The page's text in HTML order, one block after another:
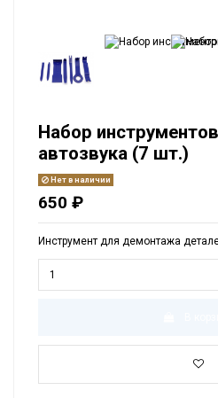
Набор
автозвука (7 шт.)
Нет в наличии
650 ₽
Инструмент для демонтажа